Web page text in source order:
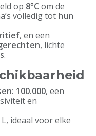
op 8°C om de
volledig tot hun
, en een
, lichte
.
100.000, een
en
L, ideaal voor elke